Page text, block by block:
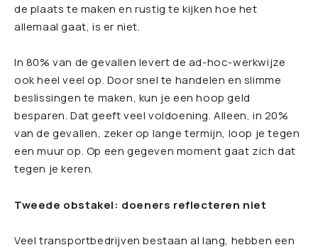
de plaats te maken en rustig te kijken hoe het
allemaal gaat, is er niet.
In 80% van de gevallen levert de ad-hoc-werkwijze
ook heel veel op. Door snel te handelen en slimme
beslissingen te maken, kun je een hoop geld
besparen. Dat geeft veel voldoening. Alleen, in 20%
van de gevallen, zeker op lange termijn, loop je tegen
een muur op. Op een gegeven moment gaat zich dat
tegen je keren.
Tweede obstakel: doeners reflecteren niet
Veel transportbedrijven bestaan al lang, hebben een